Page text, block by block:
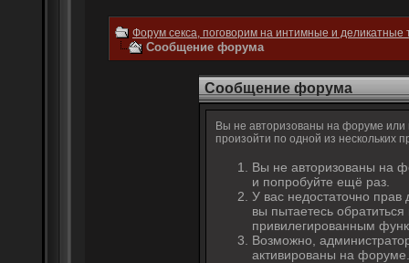
Форум секса, поговорим на интимные и деликатные
Сообщение форума
Сообщение форума
Вы не авторизованы на форуме или
произойти по одной из нескольких
Вы не авторизованы на
и попробуйте ещё раз.
У вас недостаточно
вы пытаетесь
привилегированным
Возможно,
активированы на форуме.